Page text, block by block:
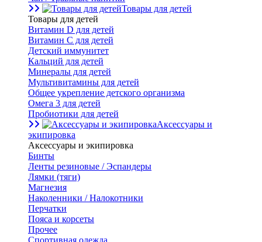
Товары для детей
Товары для детей
Витамин D для детей
Витамин С для детей
Детский иммунитет
Кальций для детей
Минералы для детей
Мультивитамины для детей
Общее укрепление детского организма
Омега 3 для детей
Пробиотики для детей
Аксессуары и
экипировка
Аксессуары и экипировка
Бинты
Ленты резиновые / Эспандеры
Лямки (тяги)
Магнезия
Наколенники / Налокотники
Перчатки
Пояса и корсеты
Прочее
Спортивная одежда